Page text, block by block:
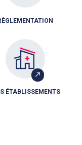
ÉTABLISSEMENTS